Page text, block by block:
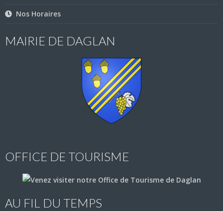
Nos Horaires
MAIRIE DE DAGLAN
OFFICE DE TOURISME
AU FIL DU TEMPS